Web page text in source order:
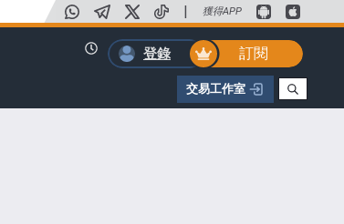
| 獲得APP
登錄
訂閱
交易工作室